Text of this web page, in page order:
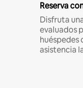
Reserva
Disfruta
evaluados
huéspedes
asistencia